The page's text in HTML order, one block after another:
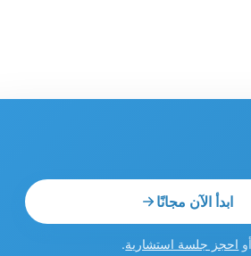
ابدأ الآن مجانًا
أو احجز جلسة استشارية.